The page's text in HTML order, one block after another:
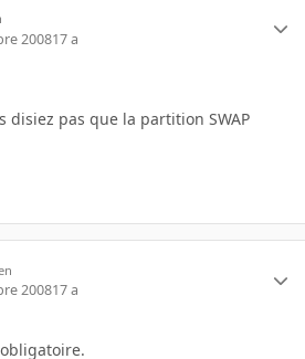
200817 a
disiez pas que la partition SWAP
200817 a